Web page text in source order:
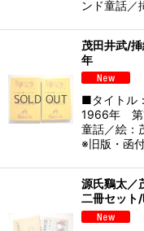
ンド童話／
茂田井武/
年
■タイトル
1966年 第
童話／絵：
※旧版・函
源氏鷄太／
二冊セット